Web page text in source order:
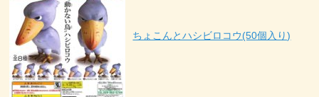
ちょこんとハシビロコウ(50個入り)